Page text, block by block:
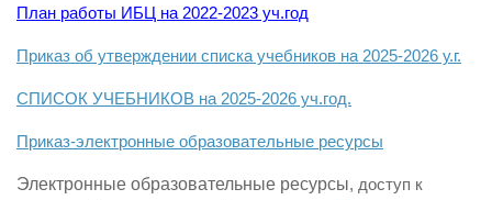
План работы ИБЦ на 2022-2023 уч.год
Приказ об утверждении списка учебников на 2025-2026 у.г.
СПИСОК УЧЕБНИКОВ на 2025-2026 уч.год.
Приказ-электронные образовательные ресурсы
Электронные образовательные ресурсы, доступ к